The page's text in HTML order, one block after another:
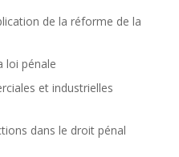
de la réforme de la
loi pénale
et industrielles
dans le droit pénal